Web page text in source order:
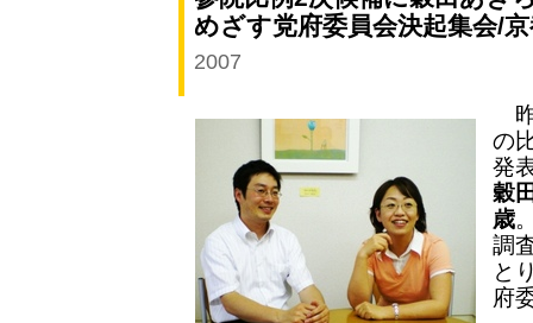
めざす党府委員会決起集会/
2007
昨
の
発
穀
歳
調
と
府